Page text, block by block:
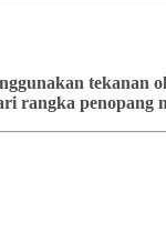
penopang